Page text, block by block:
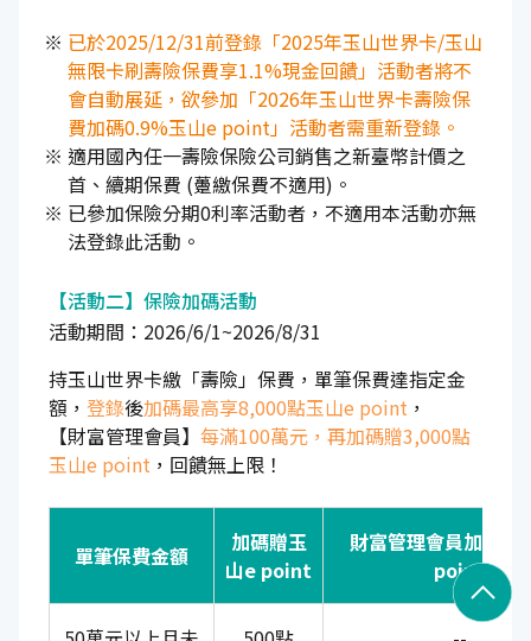
已於2025/12/31前登錄「2025年玉山世界卡/玉山
無限卡刷壽險保費享1.1%現金回饋」活動者將不
會自動展延，欲參加「2026年玉山世界卡壽險保
費加碼0.9%玉山e point」活動者需重新登錄。
適用國內任一壽險保險公司銷售之新臺幣計價之
首、續期保費 (躉繳保費不適用)。
已參加保險分期0利率活動者，不適用本活動亦無
法登錄此活動。
【活動二】保險加碼活動
活動期間：2026/6/1~2026/8/31
持玉山世界卡繳「壽險」保費，單筆保費達指定金
額， 登錄後加碼最高享8,000點玉山e point ，
【財富管理會員】 每滿100萬元，再加碼贈3,000點
玉山e point ，回饋無上限！
單筆保費金額
加碼贈玉
山e point
財富管理會員加碼贈
point